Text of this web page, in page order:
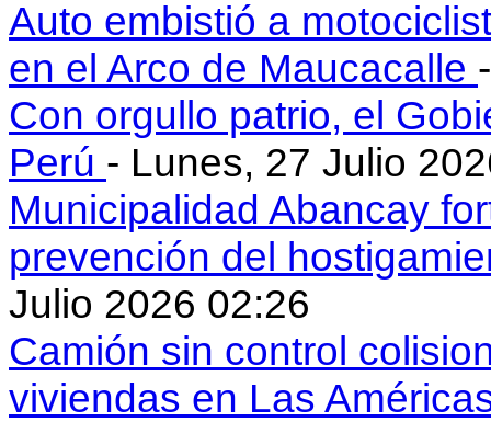
Auto embistió a
en el Arco de Maucacalle
Con orgullo patrio, el
Perú - Lunes, 27 Julio
Municipalidad Abancay
prevención del
Julio 2026 02:26
Camión sin control
viviendas en Las